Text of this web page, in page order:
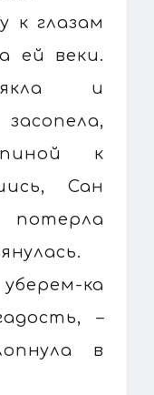
к глазам
ей веки.
и
к
Сан
ка
–
в